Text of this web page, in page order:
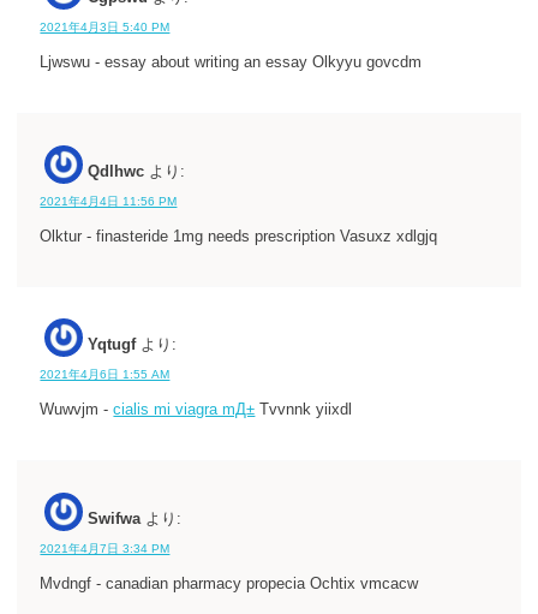
2021年4月3日 5:40 PM
Ljwswu - essay about writing an essay Olkyyu govcdm
Qdlhwc より:
2021年4月4日 11:56 PM
Olktur - finasteride 1mg needs prescription Vasuxz xdlgjq
Yqtugf より:
2021年4月6日 1:55 AM
Wuwvjm -cialis mi viagra mД± Tvvnnk yiixdl
Swifwa より:
2021年4月7日 3:34 PM
Mvdngf - canadian pharmacy propecia Ochtix vmcacw